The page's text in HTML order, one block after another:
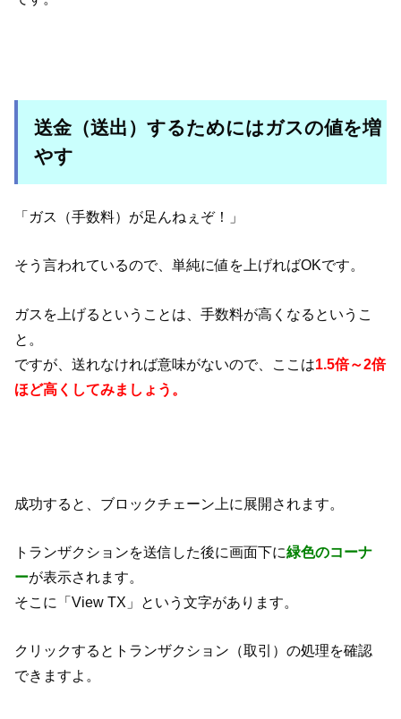
送金（送出）するためにはガスの値を増
やす
「ガス（手数料）が足んねぇぞ！」
そう言われているので、単純に値を上げればOKです。
ガスを上げるということは、手数料が高くなるというこ
と。
ですが、送れなければ意味がないので、ここは1.5倍～2倍
ほど高くしてみましょう。
成功すると、ブロックチェーン上に展開されます。
トランザクションを送信した後に画面下に緑色のコーナ
ーが表示されます。
そこに「View TX」という文字があります。
クリックするとトランザクション（取引）の処理を確認
できますよ。